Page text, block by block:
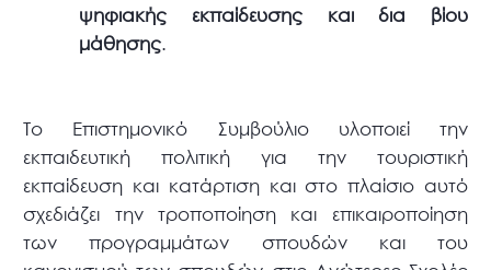
ψηφιακής εκπαίδευσης και δια βίου
μάθησης.
Το Επιστημονικό Συμβούλιο υλοποιεί την
εκπαιδευτική πολιτική για την τουριστική
εκπαίδευση και κατάρτιση και στο πλαίσιο αυτό
σχεδιάζει την τροποποίηση και επικαιροποίηση
των προγραμμάτων σπουδών και του